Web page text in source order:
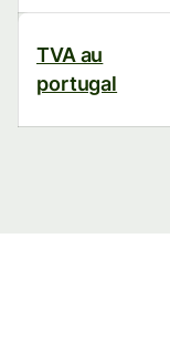
TVA au
portugal